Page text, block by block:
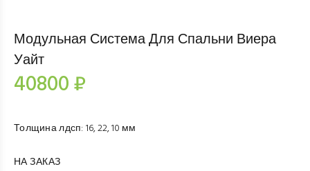
Модульная Система Для Спальни Виера
Уайт
40800 ₽
Толщина лдсп: 16, 22, 10 мм
НА ЗАКАЗ